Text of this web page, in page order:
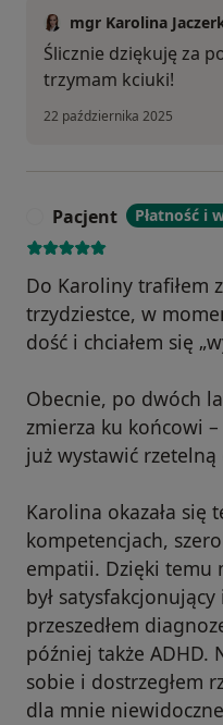
mgr Karolina
Ślicznie dziękuję za
trzymam kciuki!
22 października 2025
Pacjent Płatność i
Do Karoliny trafiłem
trzydziestce, w
dość i chciałem się
Obecnie, po dwóch
zmierza ku końcowi
już wystawić
Karolina okazała się
kompetencjach,
empatii. Dzięki temu
był
przeszedłem
później także ADHD.
sobie i dostrzegłem
dla mnie